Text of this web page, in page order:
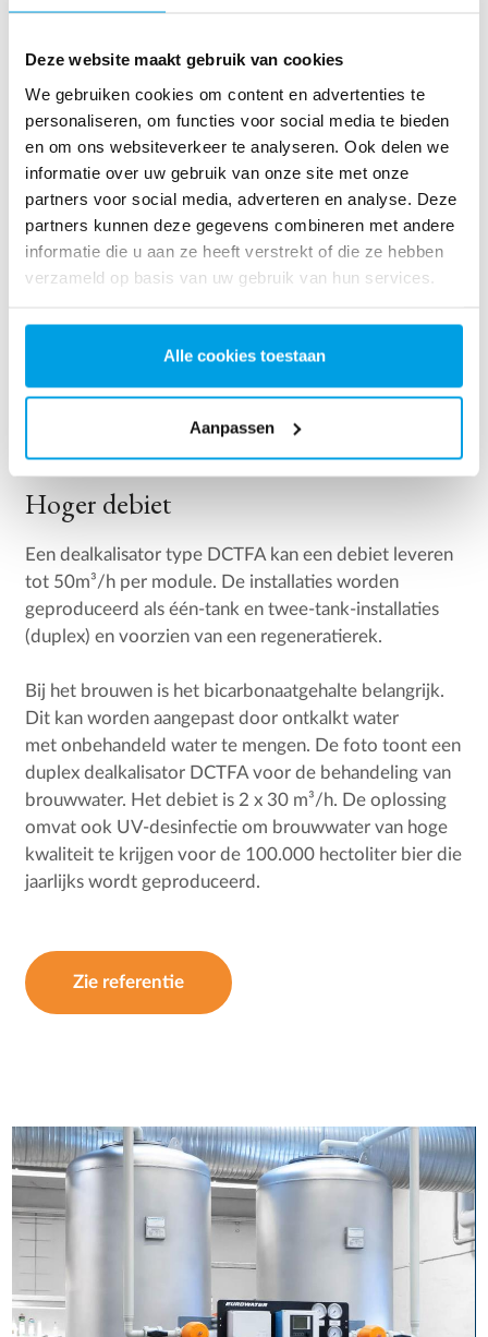
Deze website maakt gebruik van cookies
We gebruiken cookies om content en advertenties te
personaliseren, om functies voor social media te bieden
en om ons websiteverkeer te analyseren. Ook delen we
informatie over uw gebruik van onze site met onze
partners voor social media, adverteren en analyse. Deze
partners kunnen deze gegevens combineren met andere
informatie die u aan ze heeft verstrekt of die ze hebben
verzameld op basis van uw gebruik van hun services.
Alle cookies toestaan
Aanpassen
De eenvoudige gebruikersinterface vergemakkelijkt het
de werking en regeneratie.
OP WENS GEMAAKT
Hoger debiet
Een dealkalisator type DCTFA kan een debiet leveren
tot 50m³/h per module. De installaties worden
geproduceerd als één-tank en twee-tank-installaties
(duplex) en voorzien van een regeneratierek.
Bij het brouwen is het bicarbonaatgehalte belangrijk.
Dit kan worden aangepast door ontkalkt water
met onbehandeld water te mengen. De foto toont een
duplex dealkalisator DCTFA voor de behandeling van
brouwwater. Het debiet is 2 x 30 m³/h. De oplossing
omvat ook UV-desinfectie om brouwwater van hoge
kwaliteit te krijgen voor de 100.000 hectoliter bier die
jaarlijks wordt geproduceerd.
Zie referentie